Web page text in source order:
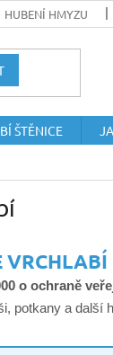
HUBENÍ HMYZU
ŠTĚNICE
VRCHLABÍ
o ochraně
potkany a další